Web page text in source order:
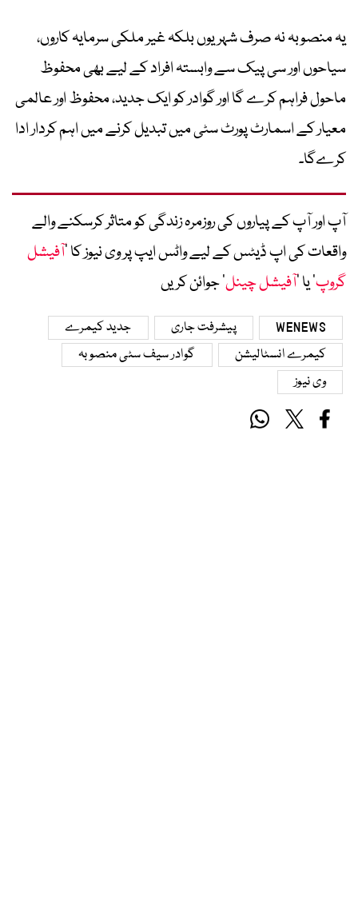
یہ منصوبہ نہ صرف شہریوں بلکہ غیر ملکی سرمایہ کاروں،
سیاحوں اور سی پیک سے وابستہ افراد کے لیے بھی محفوظ
ماحول فراہم کرے گا اور گوادر کو ایک جدید، محفوظ اور عالمی
معیار کے اسمارٹ پورٹ سٹی میں تبدیل کرنے میں اہم کردار ادا
کرےگا۔
آپ اور آپ کے پیاروں کی روزمرہ زندگی کو متاثر کرسکنے والے
واقعات کی اپ ڈیٹس کے لیے واٹس ایپ پر وی نیوز کا ’آفیشل
گروپ‘ یا ’آفیشل چینل‘ جوائن کریں
WENEWS پیشرفت جاری
جدید کیمرے
کیمرے انسٹالیشن
گوادر سیف سٹی منصوبہ
وی نیوز